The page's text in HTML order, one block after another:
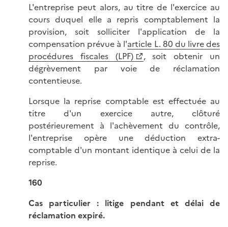
L'entreprise peut alors, au titre de l'exercice au
cours duquel elle a repris comptablement la
provision, soit solliciter l'application de la
compensation prévue à l'article L. 80 du livre des
procédures fiscales (LPF)
, soit obtenir un
dégrèvement par voie de réclamation
contentieuse.
Lorsque la reprise comptable est effectuée au
titre d'un exercice autre, clôturé
postérieurement à l'achèvement du contrôle,
l'entreprise opère une déduction extra-
comptable d'un montant identique à celui de la
reprise.
160
Cas particulier : litige pendant et délai de
réclamation expiré.